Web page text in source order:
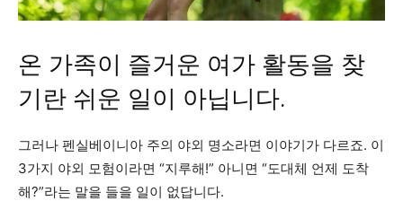
온 가족이 즐거운 여가 활동을 찾
기란 쉬운 일이 아닙니다.
그러나 펜실베이니아 주의 야외 명소라면 이야기가 다르죠. 이
3가지 야외 모험이라면 “지루해!” 아니면 “도대체 언제 도착
해?”라는 말을 들을 일이 없답니다.